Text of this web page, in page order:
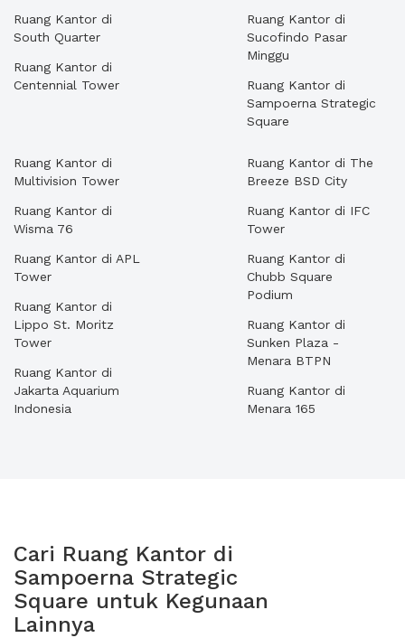
Ruang Kantor di
South Quarter
Ruang Kantor di
Centennial Tower
Ruang Kantor di
Sucofindo Pasar
Minggu
Ruang Kantor di
Sampoerna Strategic
Square
Ruang Kantor di
Multivision Tower
Ruang Kantor di
Wisma 76
Ruang Kantor di APL
Tower
Ruang Kantor di
Lippo St. Moritz
Tower
Ruang Kantor di
Jakarta Aquarium
Indonesia
Ruang Kantor di The
Breeze BSD City
Ruang Kantor di IFC
Tower
Ruang Kantor di
Chubb Square
Podium
Ruang Kantor di
Sunken Plaza -
Menara BTPN
Ruang Kantor di
Menara 165
Cari Ruang Kantor di
Sampoerna Strategic
Square untuk Kegunaan
Lainnya